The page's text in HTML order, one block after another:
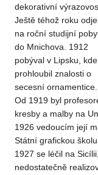
dekorativní
Ještě téhož roku
na roční studijní
do Mnichova. 1912
pobýval v Lipsku,
prohloubil znalosti o
secesní ornamentice.
Od 1919 byl
kresby a malby na
1926 vedoucím její
Státní grafickou
1927 se léčil na
nedostatečně